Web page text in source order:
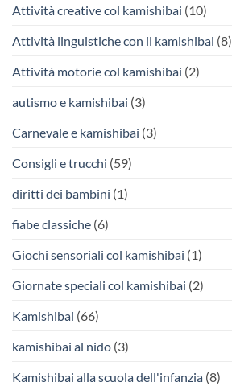
Attività creative col kamishibai (10)
Attività linguistiche con il kamishibai (8)
Attività motorie col kamishibai (2)
autismo e kamishibai (3)
Carnevale e kamishibai (3)
Consigli e trucchi (59)
diritti dei bambini (1)
fiabe classiche (6)
Giochi sensoriali col kamishibai (1)
Giornate speciali col kamishibai (2)
Kamishibai (66)
kamishibai al nido (3)
Kamishibai alla scuola dell'infanzia (8)